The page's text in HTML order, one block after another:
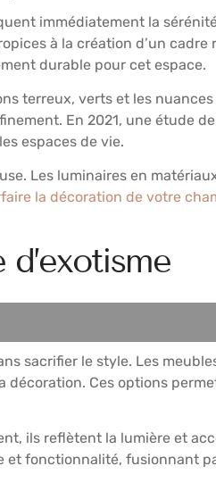
immédiatement la
à la création d’un cadre
durable pour cet espace.
terreux, verts et les
En 2021, une étude
espaces de vie.
Les luminaires en
la décoration de votre
sacrifier le style. Les
décoration. Ces options
ils reflètent la lumière et
et fonctionnalité, fusionnant